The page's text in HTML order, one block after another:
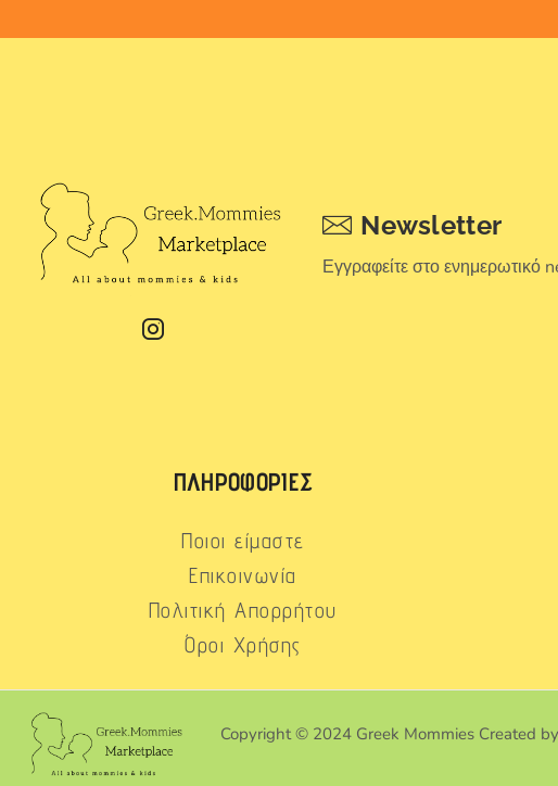
Newsletter
Εγγραφείτε στο
ΠΛΗΡΟΦΟΡΊΕΣ
Ποιοι είμαστε
Επικοινωνία
Πολιτική Απορρήτου
Όροι Χρήσης
Copyright © 2024 Greek Mommies Created